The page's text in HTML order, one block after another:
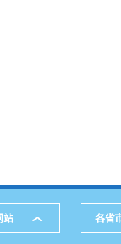
站 各省